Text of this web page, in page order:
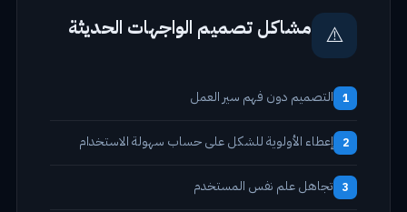
⚠️ مشاكل تصميم الواجهات الحديثة
1 التصميم دون فهم سير العمل
2 إعطاء الأولوية للشكل على حساب سهولة الاستخدام
3 تجاهل علم نفس المستخدم